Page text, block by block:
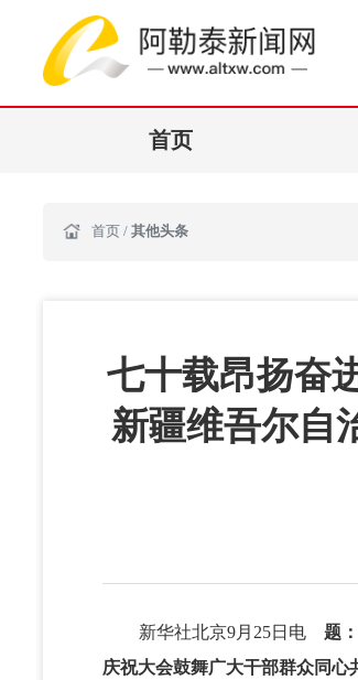
首页
首页 / 其他头条
七十载昂扬奋
新疆维吾尔自
新华社北京9月25日电题
庆祝大会鼓舞广大干部群众同心